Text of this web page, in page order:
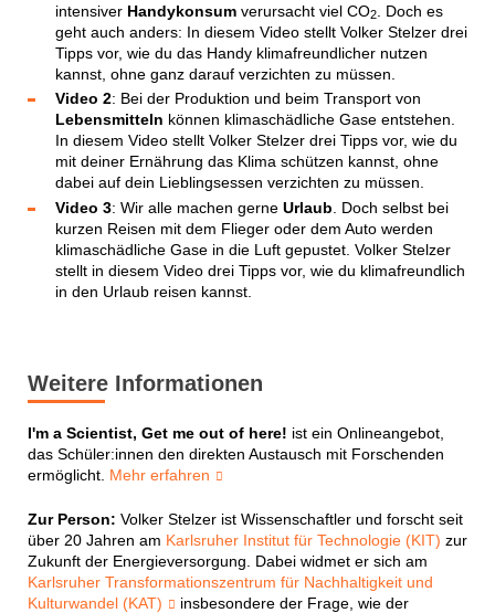
intensiver Handykonsumverursacht viel CO2. Doch es
geht auch anders: In diesem Video stellt Volker Stelzer drei
Tipps vor, wie du das Handy klimafreundlicher nutzen
kannst, ohne ganz darauf verzichten zu müssen.
Video 2: Bei der Produktion und beim Transport von
Lebensmitteln können klimaschädliche Gase entstehen.
In diesem Video stellt Volker Stelzer drei Tipps vor, wie du
mit deiner Ernährung das Klima schützen kannst, ohne
dabei auf dein Lieblingsessen verzichten zu müssen.
Video 3: Wir alle machen gerne Urlaub . Doch selbst bei
kurzen Reisen mit dem Flieger oder dem Auto werden
klimaschädliche Gase in die Luft gepustet. Volker Stelzer
stellt in diesem Video drei Tipps vor, wie du klimafreundlich
in den Urlaub reisen kannst.
Weitere Informationen
I'm a Scientist, Get me out of here! ist ein Onlineangebot,
das Schüler:innen den direkten Austausch mit Forschenden
ermöglicht. Mehr erfahren
Zur Person: Volker Stelzer ist Wissenschaftler und forscht seit
über 20 Jahren am Karlsruher Institut für Technologie (KIT) zur
Zukunft der Energieversorgung. Dabei widmet er sich am
Karlsruher Transformationszentrum für Nachhaltigkeit und
Kulturwandel (KAT)
insbesondere der Frage, wie der